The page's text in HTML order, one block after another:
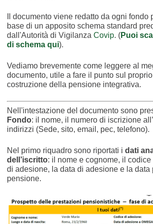
Il documento viene redatto da ogni fondo
base di un apposito schema standard
dall'Autorità di Vigilanza Covip. (Puoi
di schema qui).
Vediamo brevemente come leggere al
documento, utile a fare il punto sul
costruzione della pensione integrativa.
Nell'intestazione del documento sono
Fondo: il nome, il numero di iscrizione
indirizzi (Sede, sito, email, pec, telefono).
Nel primo riquadro sono riportati i dati
dell’iscritto: il nome e cognome, il
di adesione, la data di adesione e la data
pensione.